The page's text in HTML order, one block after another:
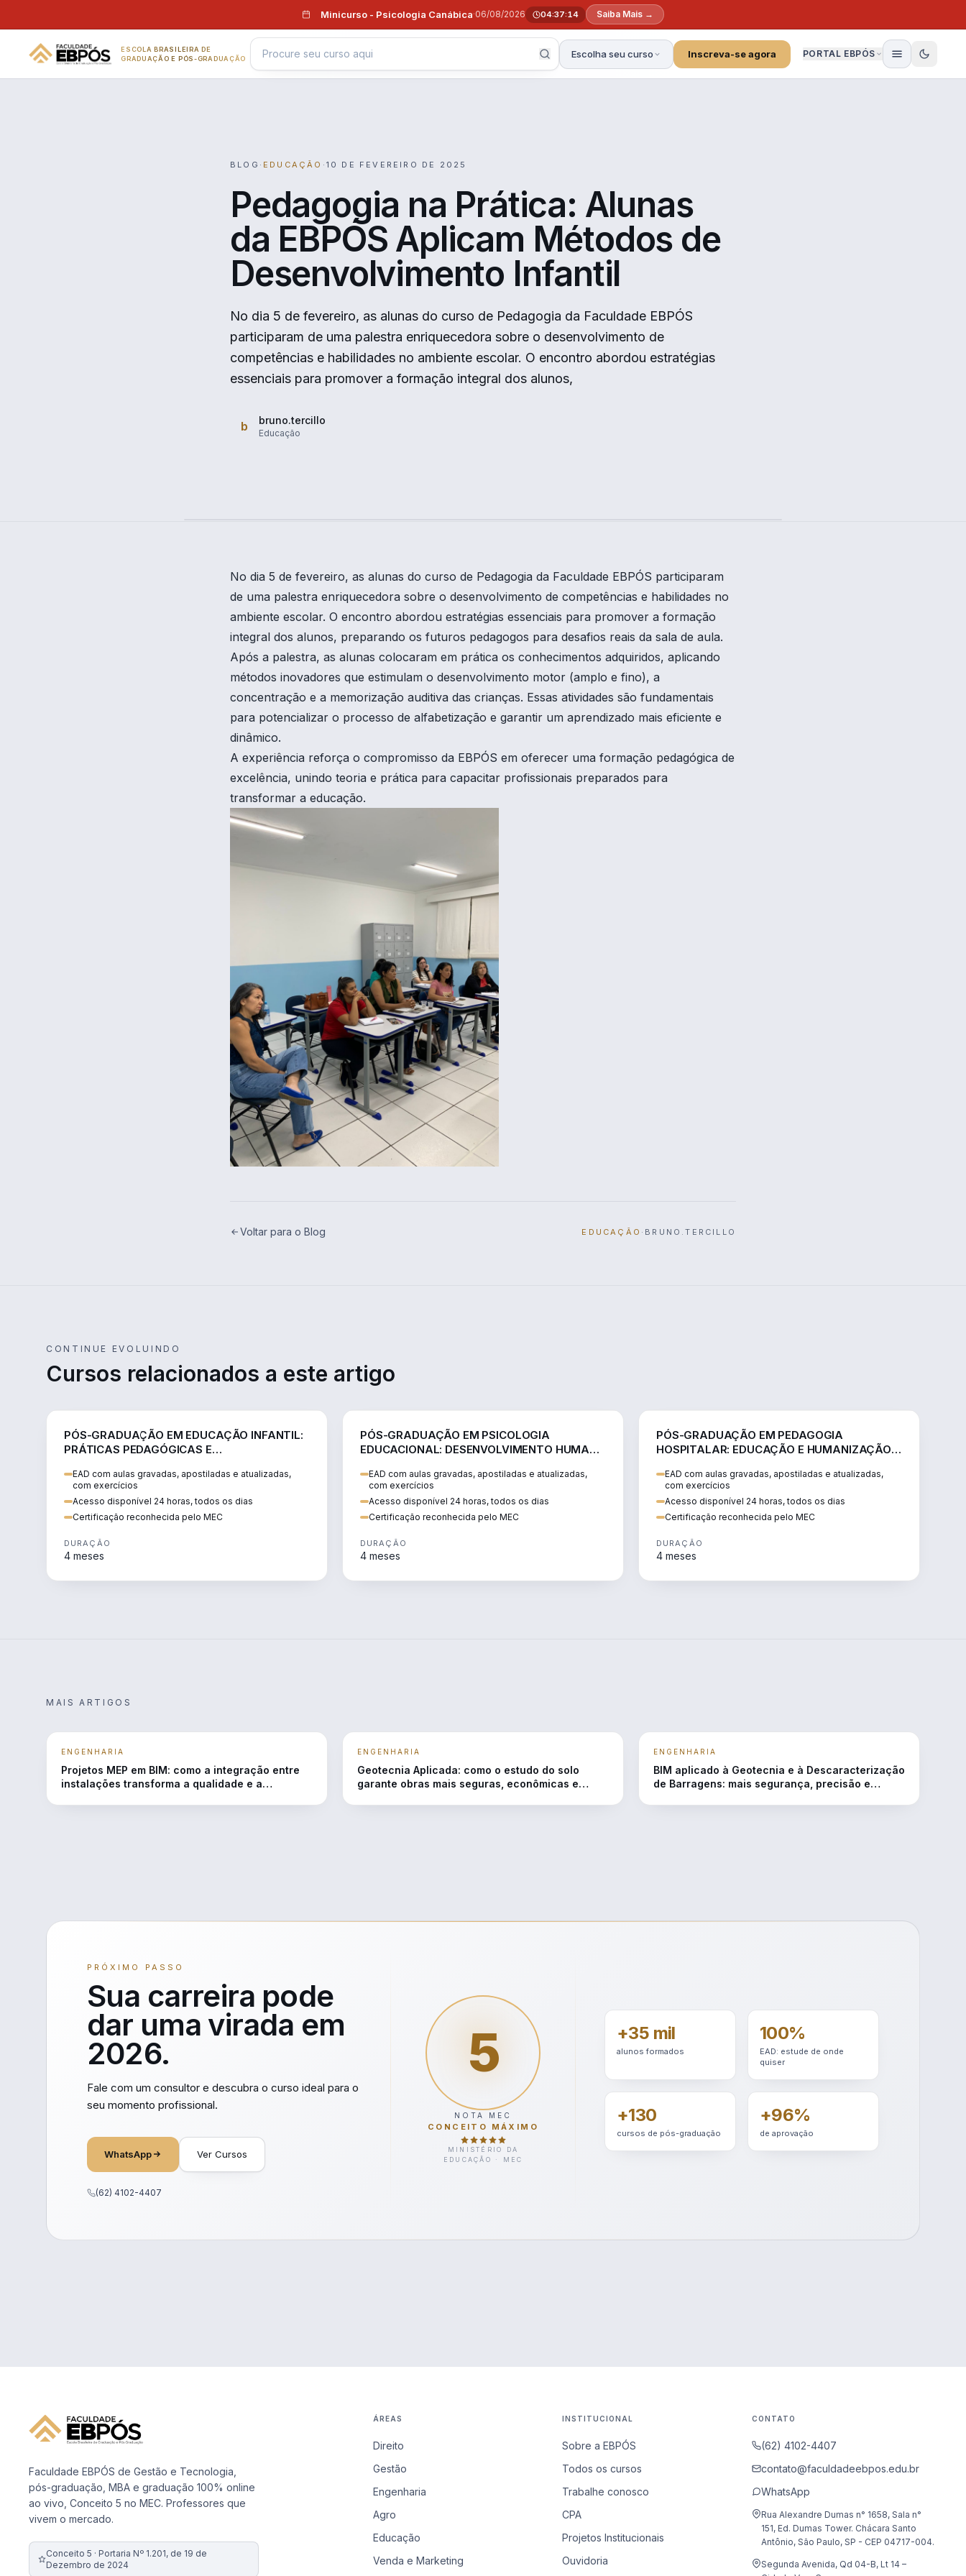
Minicurso - Psicologia Canábica·06/08/2026 04:37:13 Saiba Mais →
ESCOLA BRASILEIRA DE
GRADUAÇÃO E PÓS-GRADUAÇÃO
Escolha seu curso Inscreva-se agora PORTAL EBPÓS
BLOG · EDUCAÇÃO · 10 DE FEVEREIRO DE 2025
Pedagogia na Prática: Alunas
da EBPÓS Aplicam Métodos de
Desenvolvimento Infantil
No dia 5 de fevereiro, as alunas do curso de Pedagogia da Faculdade EBPÓS
participaram de uma palestra enriquecedora sobre o desenvolvimento de
competências e habilidades no ambiente escolar. O encontro abordou estratégias
essenciais para promover a formação integral dos alunos,
b bruno.tercillo
Educação
No dia 5 de fevereiro, as alunas do curso de Pedagogia da Faculdade EBPÓS participaram
de uma palestra enriquecedora sobre o desenvolvimento de competências e habilidades no
ambiente escolar. O encontro abordou estratégias essenciais para promover a formação
integral dos alunos, preparando os futuros pedagogos para desafios reais da sala de aula.
Após a palestra, as alunas colocaram em prática os conhecimentos adquiridos, aplicando
métodos inovadores que estimulam o desenvolvimento motor (amplo e fino), a
concentração e a memorização auditiva das crianças. Essas atividades são fundamentais
para potencializar o processo de alfabetização e garantir um aprendizado mais eficiente e
dinâmico.
A experiência reforça o compromisso da EBPÓS em oferecer uma formação pedagógica de
excelência, unindo teoria e prática para capacitar profissionais preparados para
transformar a educação.
Voltar para o Blog EDUCAÇÃO · BRUNO.TERCILLO
CONTINUE EVOLUINDO
Cursos relacionados a este artigo
PÓS-GRADUAÇÃO EM EDUCAÇÃO INFANTIL:
PRÁTICAS PEDAGÓGICAS E
EAD com aulas gravadas, apostiladas e atualizadas,
com exercícios
Acesso disponível 24 horas, todos os dias
Certificação reconhecida pelo MEC
DURAÇÃO
4 meses
PÓS-GRADUAÇÃO EM PSICOLOGIA
EDUCACIONAL: DESENVOLVIMENTO HUMANO
EAD com aulas gravadas, apostiladas e atualizadas,
com exercícios
Acesso disponível 24 horas, todos os dias
Certificação reconhecida pelo MEC
DURAÇÃO
4 meses
PÓS-GRADUAÇÃO EM PEDAGOGIA
HOSPITALAR: EDUCAÇÃO E HUMANIZAÇÃO
EAD com aulas gravadas, apostiladas e atualizadas,
com exercícios
Acesso disponível 24 horas, todos os dias
Certificação reconhecida pelo MEC
DURAÇÃO
4 meses
MAIS ARTIGOS
ENGENHARIA
Projetos MEP em BIM: como a integração entre
instalações transforma a qualidade e a
ENGENHARIA
Geotecnia Aplicada: como o estudo do solo
garante obras mais seguras, econômicas e
ENGENHARIA
BIM aplicado à Geotecnia e à Descaracterização
de Barragens: mais segurança, precisão e
PRÓXIMO PASSO
Sua carreira pode
dar uma virada em
2026.
Fale com um consultor e descubra o curso ideal para o
seu momento profissional.
WhatsApp Ver Cursos
(62) 4102-4407
5
NOTA MEC
CONCEITO MÁXIMO
MINISTÉRIO DA
EDUCAÇÃO · MEC
+35 mil
alunos formados
100%
EAD: estude de onde
quiser
+130
cursos de pós-graduação
+96%
de aprovação
Faculdade EBPÓS de Gestão e Tecnologia,
pós-graduação, MBA e graduação 100% online
ao vivo, Conceito 5 no MEC. Professores que
vivem o mercado.
Conceito 5 · Portaria Nº 1.201, de 19 de
Dezembro de 2024
ÁREAS
Direito
Gestão
Engenharia
Agro
Educação
Venda e Marketing
INSTITUCIONAL
Sobre a EBPÓS
Todos os cursos
Trabalhe conosco
CPA
Projetos Institucionais
Ouvidoria
CONTATO
(62) 4102-4407
contato@faculdadeebpos.edu.br
WhatsApp
Rua Alexandre Dumas n° 1658, Sala n°
151, Ed. Dumas Tower. Chácara Santo
Antônio, São Paulo, SP - CEP 04717-004.
Segunda Avenida, Qd 04-B, Lt 14 –